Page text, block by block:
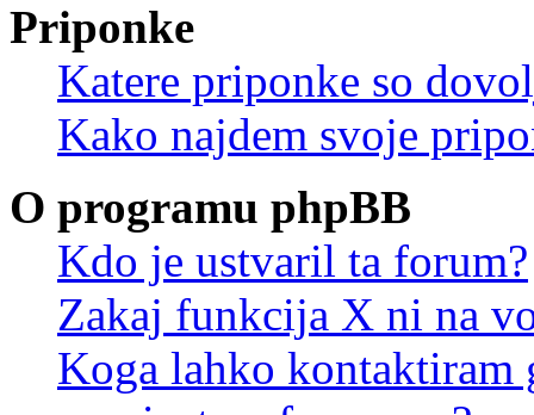
Priponke
Katere priponke so
Kako najdem svoje
O programu phpBB
Kdo je ustvaril ta forum?
Zakaj funkcija X ni na
Koga lahko kontaktiram